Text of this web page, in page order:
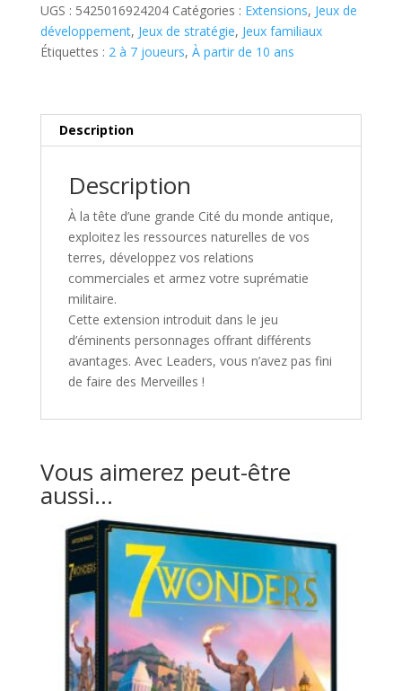
EXTENSION
LEADERS
UGS : 5425016924204 Catégories : Extensions, Jeux de
développement, Jeux de stratégie, Jeux familiaux
Étiquettes : 2 à 7 joueurs, À partir de 10 ans
Description
Description
À la tête d’une grande Cité du monde antique,
exploitez les ressources naturelles de vos
terres, développez vos relations
commerciales et armez votre suprématie
militaire.
Cette extension introduit dans le jeu
d’éminents personnages offrant différents
avantages. Avec Leaders, vous n’avez pas fini
de faire des Merveilles !
Vous aimerez peut-être
aussi…